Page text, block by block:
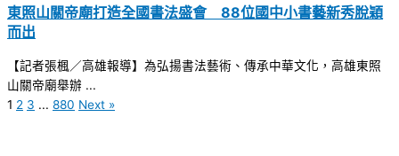
東照山關帝廟打造全國書法盛會 88位國中小書藝新秀脫穎
而出
【記者張楓／高雄報導】為弘揚書法藝術、傳承中華文化，高雄東照
山關帝廟舉辦 ...
1 2 3 ... 880 Next »